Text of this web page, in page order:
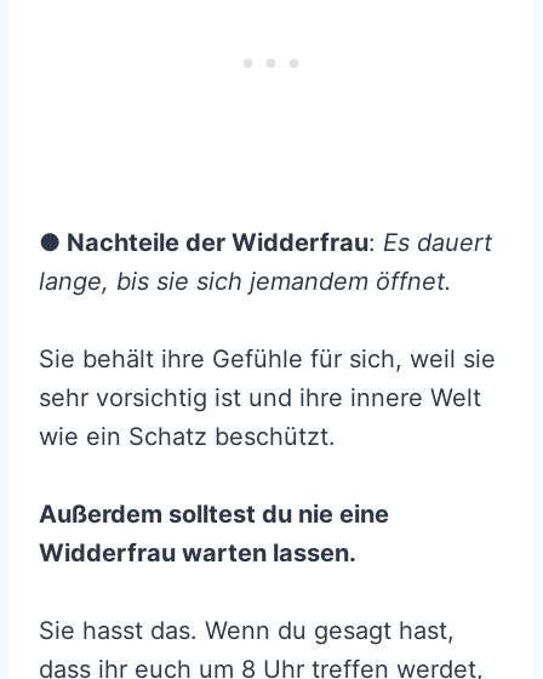
● Nachteile der Widderfrau: Es dauert
lange, bis sie sich jemandem öffnet.
Sie behält ihre Gefühle für sich, weil sie
sehr vorsichtig ist und ihre innere Welt
wie ein Schatz beschützt.
Außerdem solltest du nie eine
Widderfrau warten lassen.
Sie hasst das. Wenn du gesagt hast,
dass ihr euch um 8 Uhr treffen werdet,